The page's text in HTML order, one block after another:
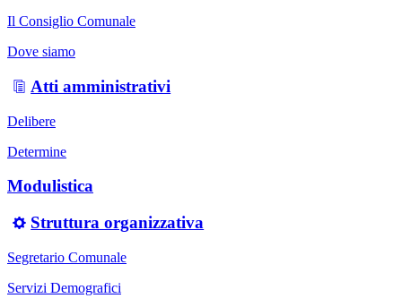
Il Consiglio Comunale
Dove siamo
Atti amministrativi
Delibere
Determine
Modulistica
Struttura organizzativa
Segretario Comunale
Servizi Demografici